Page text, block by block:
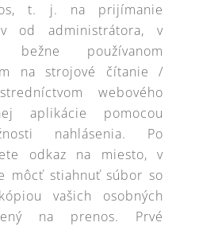
t. j. na prijímanie
od administrátora, v
bežne používanom
na strojové čítanie /
webového
aplikácie pomocou
nahlásenia. Po
odkaz na miesto, v
môcť stiahnuť súbor so
vašich osobných
na prenos. Prvé